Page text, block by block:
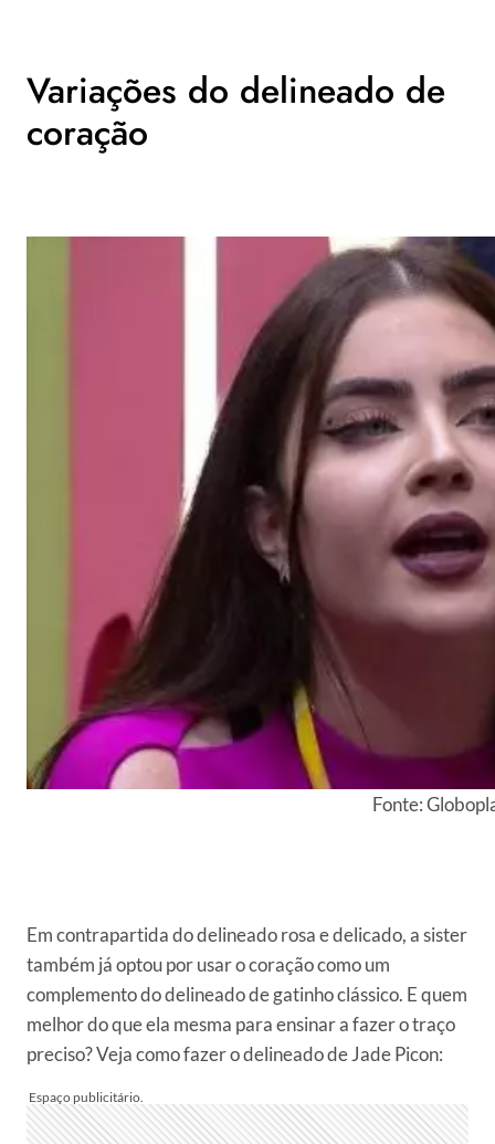
Variações do delineado de
coração
Fonte:
Em contrapartida do delineado rosa e delicado, a sister
também já optou por usar o coração como um
complemento do delineado de gatinho clássico. E quem
melhor do que ela mesma para ensinar a fazer o traço
preciso? Veja como fazer o delineado de Jade Picon: